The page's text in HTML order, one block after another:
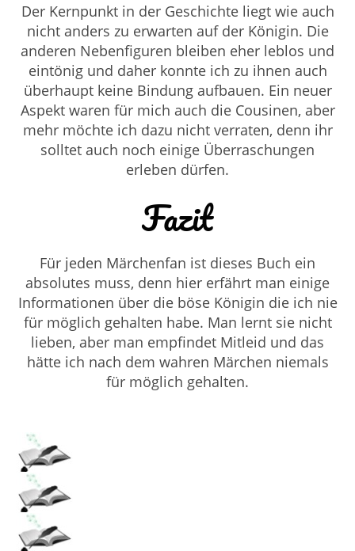
Der Kernpunkt in der Geschichte liegt wie auch
nicht anders zu erwarten auf der Königin. Die
anderen Nebenfiguren bleiben eher leblos und
eintönig und daher konnte ich zu ihnen auch
überhaupt keine Bindung aufbauen. Ein neuer
Aspekt waren für mich auch die Cousinen, aber
mehr möchte ich dazu nicht verraten, denn ihr
solltet auch noch einige Überraschungen
erleben dürfen.
Fazit
Für jeden Märchenfan ist dieses Buch ein
absolutes muss, denn hier erfährt man einige
Informationen über die böse Königin die ich nie
für möglich gehalten habe. Man lernt sie nicht
lieben, aber man empfindet Mitleid und das
hätte ich nach dem wahren Märchen niemals
für möglich gehalten.